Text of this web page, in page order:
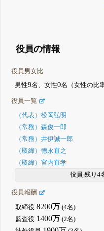
役員の情報
役員男女比
男性9名、女性0名（女性の比
役員一覧
（代表）松岡弘明
（常務）森俊一郎
（常務）井伊誠一郎
（取締）德永直之
（取締）宮内直孝
役員 残り4
役員報酬
取締役 8200万 (4名)
監査役 1400万 (2名)